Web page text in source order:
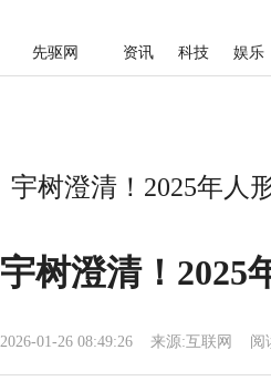
先驱网 资讯 科技 娱乐
宇树澄清！2025年人
宇树澄清！2025
2026-01-26 08:49:26 来源:互联网 阅